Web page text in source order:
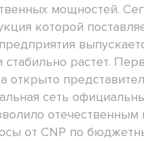
мощностей.
которой
растет.
открыто
сеть
отечественным
от CNP по